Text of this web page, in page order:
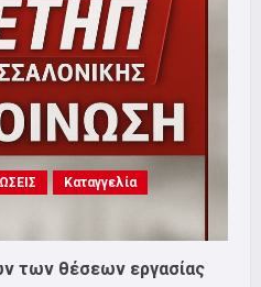
Καταγγελία
των θέσεων εργασίας